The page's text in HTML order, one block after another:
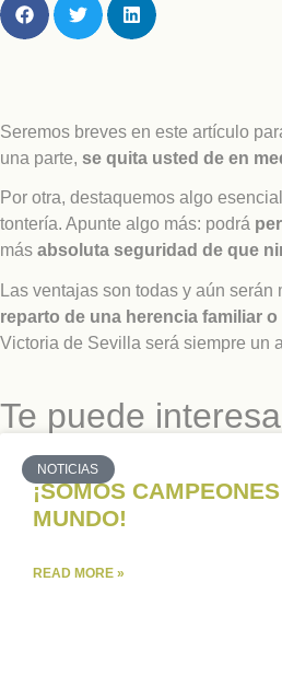
Seremos breves en este artículo
una parte, se quita usted de en
Por otra, destaquemos algo
tontería. Apunte algo más: podrá
más absoluta seguridad de que
Las ventajas son todas y aún
reparto de una herencia familiar
Victoria de Sevilla será siempre un
Te puede
NOTICIAS
¡SOMOS
MUNDO!
READ MORE »